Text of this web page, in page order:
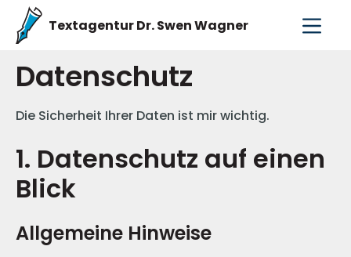
Textagentur Dr. Swen Wagner
Datenschutz
Die Sicherheit Ihrer Daten ist mir wichtig.
1. Datenschutz auf einen
Blick
Allgemeine Hinweise